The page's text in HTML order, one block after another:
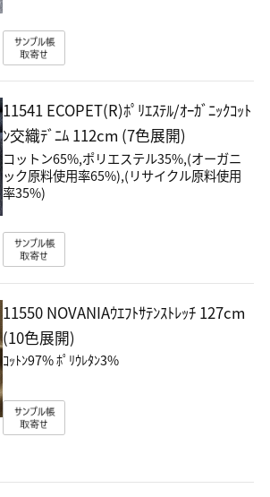
11541 ECOPET(R)ﾎﾟﾘｴｽﾃﾙ/ｵｰｶﾞﾆｯｸｺｯﾄ
ﾝ交織ﾃﾞﾆﾑ 112cm (7色展開)
コットン65%,ポリエステル35%,(オーガニ
ック原料使用率65%),(リサイクル原料使用
率35%)
11550 NOVANIAｳｴﾌﾄｻﾃﾝｽﾄﾚｯﾁ 127cm
(10色展開)
ｺｯﾄﾝ97% ﾎﾟﾘｳﾚﾀﾝ3%